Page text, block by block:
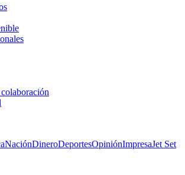
NaciónDineroDeportesOpiniónImpresaJet Set